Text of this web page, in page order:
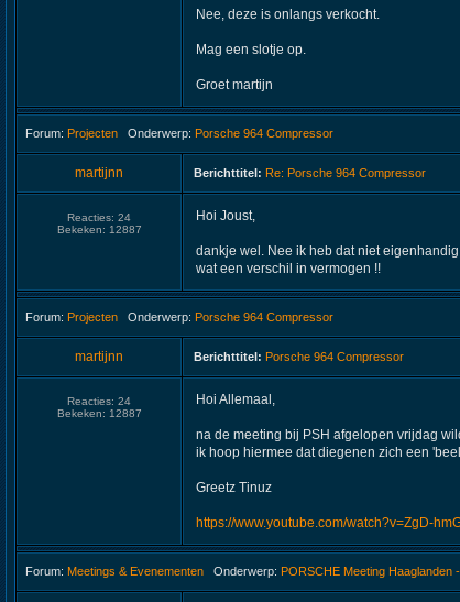
Nee, deze is onlangs verkocht.
Mag een slotje op.
Groet martijn
Forum: Projecten Onderwerp: Porsche 964 Compressor
martijnn Berichttitel: Re: Porsche 964 Compressor
Reacties: 24
Bekeken: 12887
Hoi Joust,
dankje wel. Nee ik heb dat niet
wat een verschil in vermogen !!
Forum: Projecten Onderwerp: Porsche 964 Compressor
martijnn Berichttitel: Porsche 964 Compressor
Reacties: 24
Bekeken: 12887
Hoi Allemaal,
na de meeting bij PSH afgelopen vrijdag
ik hoop hiermee dat diegenen zich een
Greetz Tinuz
https://www.youtube.com/watch?v=ZgD-
Forum: Meetings & Evenementen Onderwerp: PORSCHE Meeting Haaglanden